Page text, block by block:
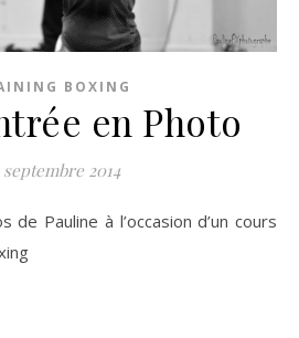
BOXING
en Photo
septembre 2014
de Pauline à l’occasion d’un cours